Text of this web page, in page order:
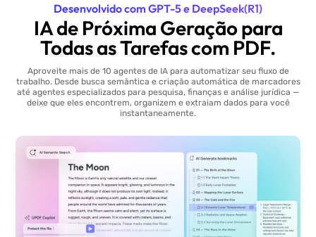
Desenvolvido com GPT-5 e DeepSeek(R1)
IA de Próxima Geração para
Todas as Tarefas com PDF.
Aproveite mais de 10 agentes de IA para automatizar seu fluxo de
trabalho. Desde busca semântica e criação automática de marcadores
até agentes especializados para pesquisa, finanças e análise jurídica —
deixe que eles encontrem, organizem e extraiam dados para você
instantaneamente.